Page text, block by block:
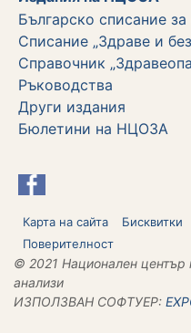
Българско списание
Списание „Здраве и
Справочник
Ръководства
Други издания
Бюлетини на НЦОЗА
Карта на сайта Бисквитки
Поверителност
© 2021 Национален център
анализи
ИЗПОЛЗВАН СОФТУЕР: